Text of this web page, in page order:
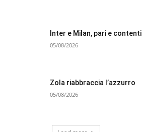
Inter e Milan, pari e contenti
05/08/2026
Zola riabbraccia l’azzurro
05/08/2026